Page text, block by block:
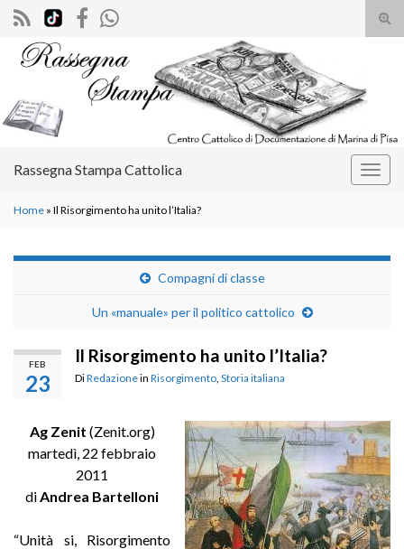
il
Search for:
Rassegna Stampa Cattolica
Home » Il Risorgimento ha unito l’Italia?
Compagni di classe
Un «manuale» per il politico cattolico
FEB
23
Il Risorgimento ha unito l’Italia?
DiRedazionein Risorgimento Storia italiana
Ag Zenit (Zenit.org)
martedì, 22 febbraio
2011
di Andrea Bartelloni
“Unità si, Risorgimento